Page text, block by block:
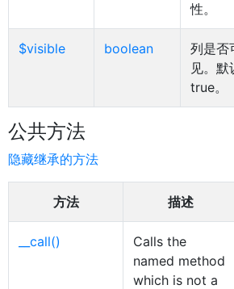
性。
$visible boolean
列是否
见。默
true。
公共方法
隐藏继承的方法
方法 描述
__call()
Calls the
named method
which is not a